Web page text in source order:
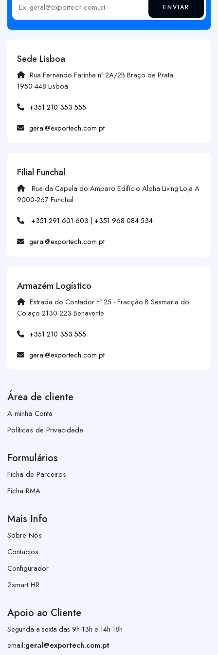
Insira o seu email ENVIAR
Sede Lisboa
Rua Fernando Farinha nº 2A/2B Braço de Prata
1950-448 Lisboa
+351 210 353 555
geral@exportech.com.pt
Filial Funchal
Rua da Capela do Amparo Edifício Alpha Living Loja A
9000-267 Funchal
+351 291 601 603 | +351 968 084 534
geral@exportech.com.pt
Armazém Logístico
Estrada do Contador nº 25 - Fracção B Sesmaria do
Colaço 2130-223 Benavente
+351 210 353 555
geral@exportech.com.pt
Área de cliente
A minha Conta
Políticas de Privacidade
Formulários
Ficha de Parceiros
Ficha RMA
Mais Info
Sobre Nós
Contactos
Configurador
2smart HR
Apoio ao Cliente
Segunda a sexta das 9h-13h e 14h-18h
email:geral@exportech.com.pt